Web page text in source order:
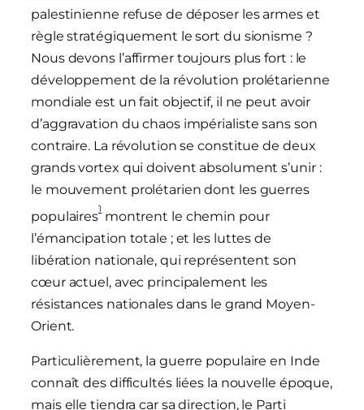
palestinienne refuse de déposer les armes et
règle stratégiquement le sort du sionisme ?
Nous devons l’affirmer toujours plus fort : le
développement de la révolution prolétarienne
mondiale est un fait objectif, il ne peut avoir
d’aggravation du chaos impérialiste sans son
contraire. La révolution se constitue de deux
grands vortex qui doivent absolument s’unir :
le mouvement prolétarien dont les guerres
populaires
1
montrent le chemin pour
l’émancipation totale ; et les luttes de
libération nationale, qui représentent son
cœur actuel, avec principalement les
résistances nationales dans le grand Moyen-
Orient.
Particulièrement, la guerre populaire en Inde
connaît des difficultés liées la nouvelle époque,
mais elle tiendra car sa direction, le Parti